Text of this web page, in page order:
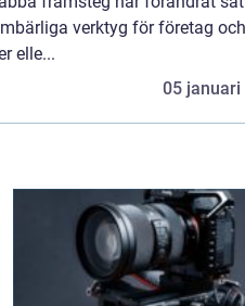
verktyg för företag och
elle...
05 januari